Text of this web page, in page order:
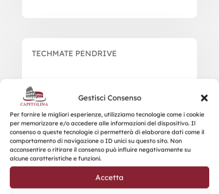
Gestisci Consenso
Per fornire le migliori esperienze, utilizziamo tecnologie come i cookie
per memorizzare e/o accedere alle informazioni del dispositivo. Il
consenso a queste tecnologie ci permetterà di elaborare dati come il
comportamento di navigazione o ID unici su questo sito. Non
acconsentire o ritirare il consenso può influire negativamente su
alcune caratteristiche e funzioni.
Accetta
TECHMATE PENDRIVE